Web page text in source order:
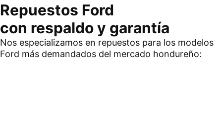
Repuestos Ford
con respaldo y garantía
Nos especializamos en repuestos para los modelos
Ford más demandados del mercado hondureño: